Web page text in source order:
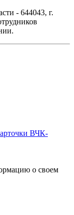
- 644043, г.
ВЧК-
о своем